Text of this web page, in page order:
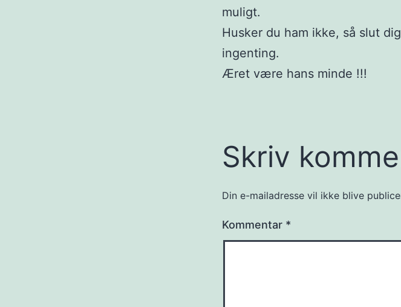
muligt.
Husker du ham ikke, så slut
ingenting.
Æret være hans minde !!!
Skriv
Din e-mailadresse vil ikke blive
Kommentar *